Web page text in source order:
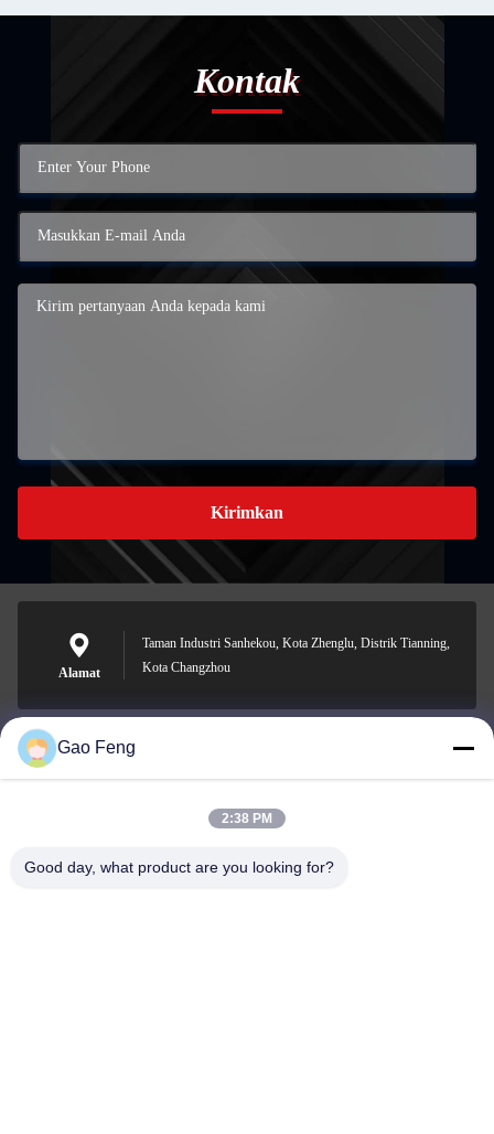
Kontak
Kirimkan
Alamat
Taman Industri Sanhekou, Kota Zhenglu, Distrik Tianning,
Kota Changzhou
suli@sulidry.com
Gao Feng
2:38 PM
Good day, what product are you looking for?